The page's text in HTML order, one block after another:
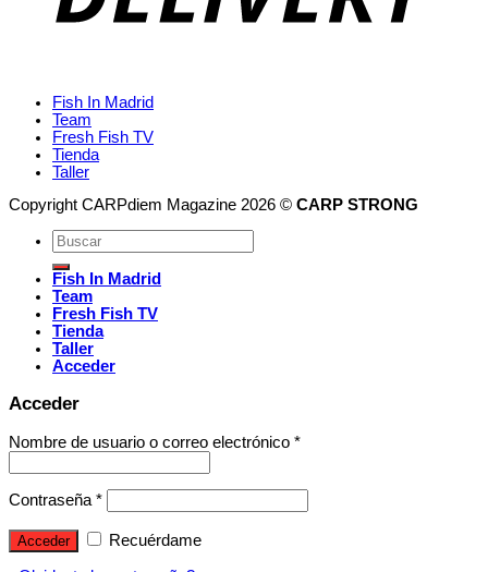
Fish In Madrid
Team
Fresh Fish TV
Tienda
Taller
Copyright CARPdiem Magazine 2026 © CARP STRONG
Fish In Madrid
Team
Fresh Fish TV
Tienda
Taller
Acceder
Acceder
Nombre de usuario o correo electrónico *
Contraseña*
Acceder Recuérdame